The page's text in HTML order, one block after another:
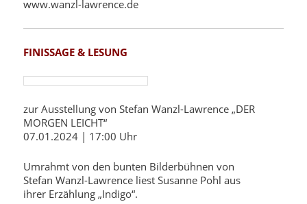
www.wanzl-lawrence.de
FINISSAGE & LESUNG
zur Ausstellung von Stefan Wanzl-Lawrence „DER
MORGEN LEICHT“
07.01.2024 | 17:00 Uhr
Umrahmt von den bunten Bilderbühnen von
Stefan Wanzl-Lawrence liest Susanne Pohl aus
ihrer Erzählung „Indigo“.